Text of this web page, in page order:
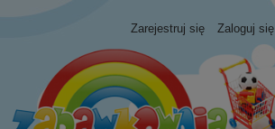
Zarejestruj się Zaloguj się